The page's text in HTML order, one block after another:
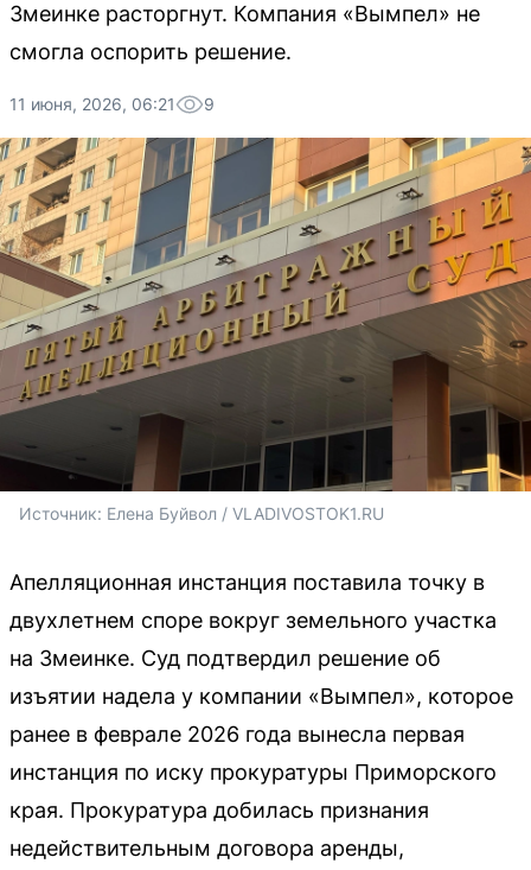
Змеинке расторгнут. Компания «Вымпел» не
смогла оспорить решение.
11 июня, 2026, 06:21 9
Источник: Елена Буйвол / VLADIVOSTOK1.RU
Апелляционная инстанция поставила точку в
двухлетнем споре вокруг земельного участка
на Змеинке. Суд подтвердил решение об
изъятии надела у компании «Вымпел», которое
ранее в феврале 2026 года вынесла первая
инстанция по иску прокуратуры Приморского
края. Прокуратура добилась признания
недействительным договора аренды,